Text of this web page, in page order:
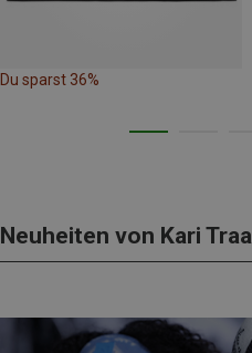
Du sparst 36%
Neuheiten von Kari Traa